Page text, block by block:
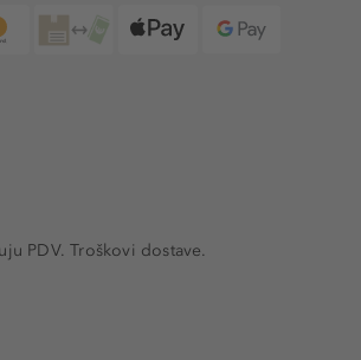
PDV.Troškovi dostave.